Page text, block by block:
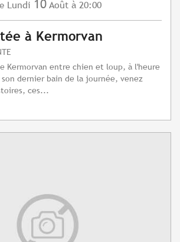
Lundi 10 Août à 20:00
à Kermorvan
Kermorvan entre chien et loup, à l'heure
dernier bain de la journée, venez
ces...